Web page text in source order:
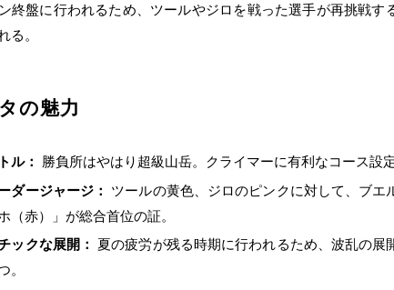
終盤に行われるため、ツールやジロを戦った選手が再挑戦す
る。
の魅力
ル：
勝負所はやはり超級山岳。クライマーに有利なコース設定
ダージャージ：
ツールの黄色、ジロのピンクに対して、ブエ
（赤）」が総合首位の証。
ックな展開：
夏の疲労が残る時期に行われるため、波乱の展
。